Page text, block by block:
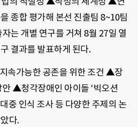
종합 평가해 본선 진출팀 8~10팀
는 개별 연구를 거쳐 8월 27일 열
결과를 발표하게 된다.
속가능한 공존을 위한 조건 ▲장
▲청각장애인 아이돌 ‘빅오션
중 인식 조사 등 다양한 주제의 논
다.